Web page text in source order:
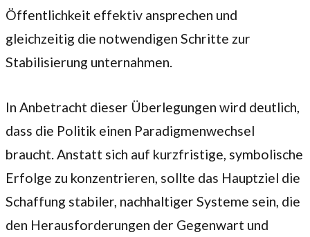
Öffentlichkeit effektiv ansprechen und
gleichzeitig die notwendigen Schritte zur
Stabilisierung unternahmen.
In Anbetracht dieser Überlegungen wird deutlich,
dass die Politik einen Paradigmenwechsel
braucht. Anstatt sich auf kurzfristige, symbolische
Erfolge zu konzentrieren, sollte das Hauptziel die
Schaffung stabiler, nachhaltiger Systeme sein, die
den Herausforderungen der Gegenwart und